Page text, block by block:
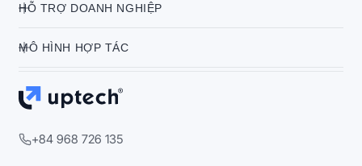
HỖ TRỢ DOANH NGHIỆP
MÔ HÌNH HỢP TÁC
+84 968 726 135